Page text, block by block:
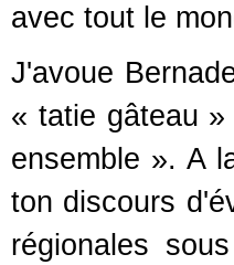
avec tout le
J'avoue
« tatie gâteau
ensemble ». A
ton discours
régionales